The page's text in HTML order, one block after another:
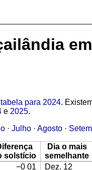
tabela para 2024.
e 2025.
· Julho · Agosto ·
solstício
Dia o mais
semelhante
−0 01
Dez. 12